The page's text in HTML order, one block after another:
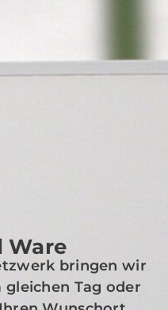
Ware
bringen wir
Tag oder